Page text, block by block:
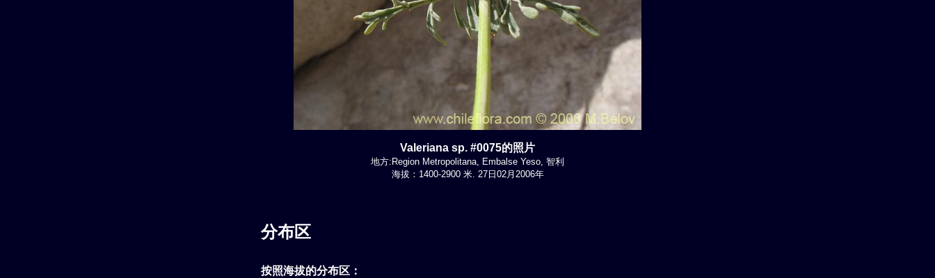
Valeriana sp. #0075的照片
地方:Region Metropolitana, Embalse Yeso, 智利
海拔：1400-2900 米. 27日02月2006年
分布区
按照海拔的分布区：